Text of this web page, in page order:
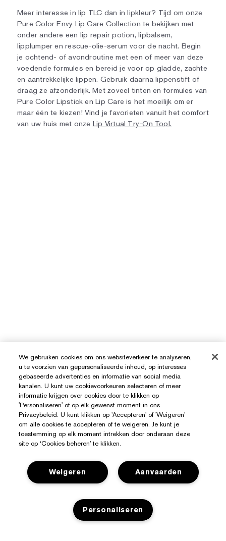
Meer interesse in lip TLC dan in lipkleur? Tijd om onze
Pure Color Envy Lip Care Collection te bekijken met
onder andere een lip repair potion, lipbalsem,
lipplumper en rescue-olie-serum voor de nacht. Begin
je ochtend- of avondroutine met een of meer van deze
voedende formules en bereid je voor op gladde, zachte
en aantrekkelijke lippen. Gebruik daarna lippenstift of
draag ze afzonderlijk. Met zoveel tinten en formules van
Pure Color Lipstick en Lip Care is het moeilijk om er
maar één te kiezen! Vind je favorieten vanuit het comfort
van uw huis met onze Lip Virtual Try-On Tool.
Hulp Nodig?
Mijn bestelling volgen
Contact opnemen
Contacteer Fabrikant
Retourneren en inruilen
Over Estée Lauder
Toezeggingen
Ingrediënten Glossarium
Privacy En Voorwaarden
We gebruiken cookies om ons websiteverkeer te analyseren,
u te voorzien van gepersonaliseerde inhoud, op interesses
gebaseerde advertenties en informatie van social media
kanalen. U kunt uw cookievoorkeuren selecteren of meer
informatie krijgen over cookies door te klikken op
'Personaliseren' of op elk gewenst moment in ons
Privacybeleid. U kunt klikken op 'Accepteren' of 'Weigeren'
om alle cookies te accepteren of te weigeren. Je kunt je
toestemming op elk moment intrekken door onderaan deze
site op ‘Cookies beheren’ te klikken.
Aanvaarden
Weigeren
Personaliseren